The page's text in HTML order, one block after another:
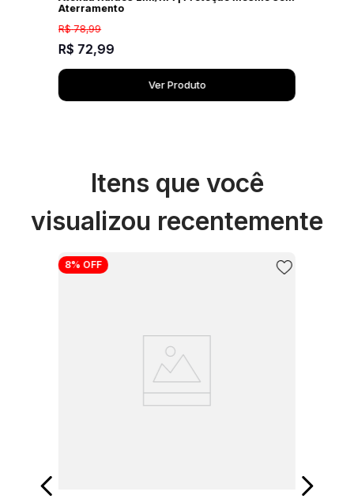
Aterramento
R$ 78,99
R$ 72,99
Ver Produto
Itens que você
visualizou recentemente
8% OFF